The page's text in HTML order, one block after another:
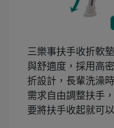
三樂事扶手收折軟
與舒適度，採用高
折設計，長輩洗澡
需求自由調整扶手
要將扶手收起就可